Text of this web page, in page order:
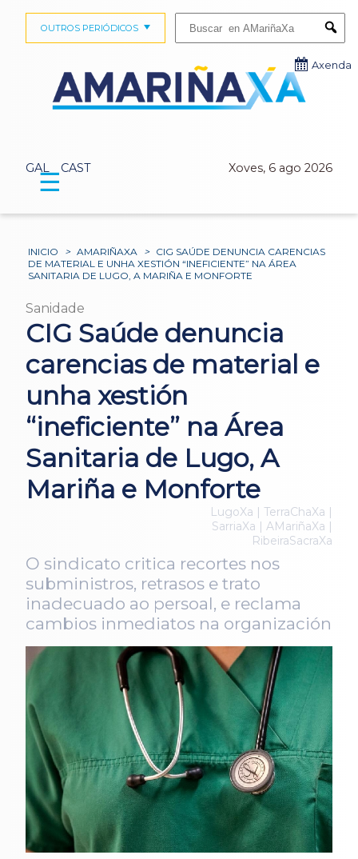
GAL CAST Xoves, 6 ago 2026
OUTROS PERIÓDICOS
Axenda
☰
INICIO > AMARIÑAXA > CIG SAÚDE DENUNCIA CARENCIAS
DE MATERIAL E UNHA XESTIÓN “INEFICIENTE” NA ÁREA
SANITARIA DE LUGO, A MARIÑA E MONFORTE
Sanidade
CIG Saúde denuncia
carencias de material e
unha xestión
“ineficiente” na Área
Sanitaria de Lugo, A
Mariña e Monforte
LugoXa | TerraChaXa |
SarriaXa | AMariñaXa |
RibeiraSacraXa
O sindicato critica recortes nos
subministros, retrasos e trato
inadecuado ao persoal, e reclama
cambios inmediatos na organización